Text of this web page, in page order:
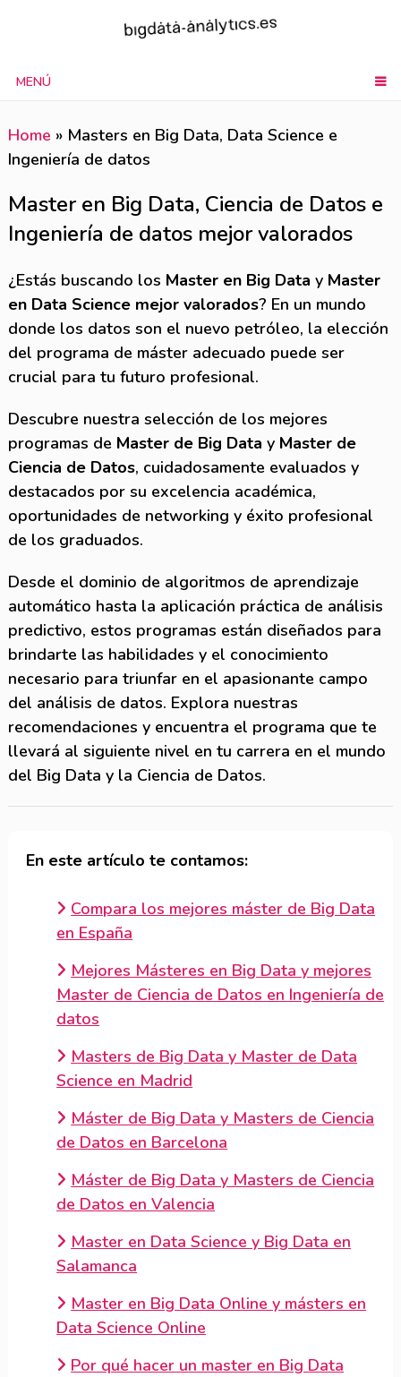
MENÚ
Home » Masters en Big Data, Data Science e
Ingeniería de datos
Master en Big Data, Ciencia de Datos e
Ingeniería de datos mejor valorados
¿Estás buscando los Master en Big Data y Master
en Data Science mejor valorados? En un mundo
donde los datos son el nuevo petróleo, la elección
del programa de máster adecuado puede ser
crucial para tu futuro profesional.
Descubre nuestra selección de los mejores
programas de Master de Big Data y Master de
Ciencia de Datos, cuidadosamente evaluados y
destacados por su excelencia académica,
oportunidades de networking y éxito profesional
de los graduados.
Desde el dominio de algoritmos de aprendizaje
automático hasta la aplicación práctica de análisis
predictivo, estos programas están diseñados para
brindarte las habilidades y el conocimiento
necesario para triunfar en el apasionante campo
del análisis de datos. Explora nuestras
recomendaciones y encuentra el programa que te
llevará al siguiente nivel en tu carrera en el mundo
del Big Data y la Ciencia de Datos.
En este artículo te contamos:
Compara los mejores máster de Big Data
en España
Mejores Másteres en Big Data y mejores
Master de Ciencia de Datos en Ingeniería de
datos
Masters de Big Data y Master de Data
Science en Madrid
Máster de Big Data y Masters de Ciencia
de Datos en Barcelona
Máster de Big Data y Masters de Ciencia
de Datos en Valencia
Master en Data Science y Big Data en
Salamanca
Master en Big Data Online y másters en
Data Science Online
Por qué hacer un master en Big Data